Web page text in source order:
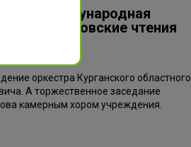
Международная
«Илизаровские чтения
оркестра Курганского областного
А торжественное заседание
камерным хором учреждения.